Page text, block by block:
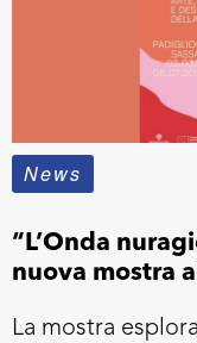
News
“L’Onda
nuova mostra
La mostra